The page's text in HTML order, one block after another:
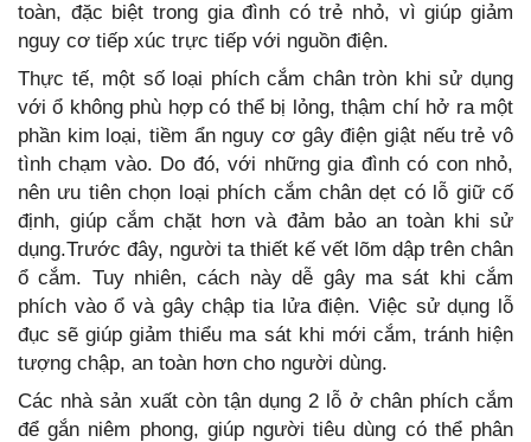
toàn, đặc biệt trong gia đình có trẻ nhỏ, vì giúp giảm
nguy cơ tiếp xúc trực tiếp với nguồn điện.
Thực tế, một số loại phích cắm chân tròn khi sử dụng
với ổ không phù hợp có thể bị lỏng, thậm chí hở ra một
phần kim loại, tiềm ẩn nguy cơ gây điện giật nếu trẻ vô
tình chạm vào. Do đó, với những gia đình có con nhỏ,
nên ưu tiên chọn loại phích cắm chân dẹt có lỗ giữ cố
định, giúp cắm chặt hơn và đảm bảo an toàn khi sử
dụng.Trước đây, người ta thiết kế vết lõm dập trên chân
ổ cắm. Tuy nhiên, cách này dễ gây ma sát khi cắm
phích vào ổ và gây chập tia lửa điện. Việc sử dụng lỗ
đục sẽ giúp giảm thiểu ma sát khi mới cắm, tránh hiện
tượng chập, an toàn hơn cho người dùng.
Các nhà sản xuất còn tận dụng 2 lỗ ở chân phích cắm
để gắn niêm phong, giúp người tiêu dùng có thể phân